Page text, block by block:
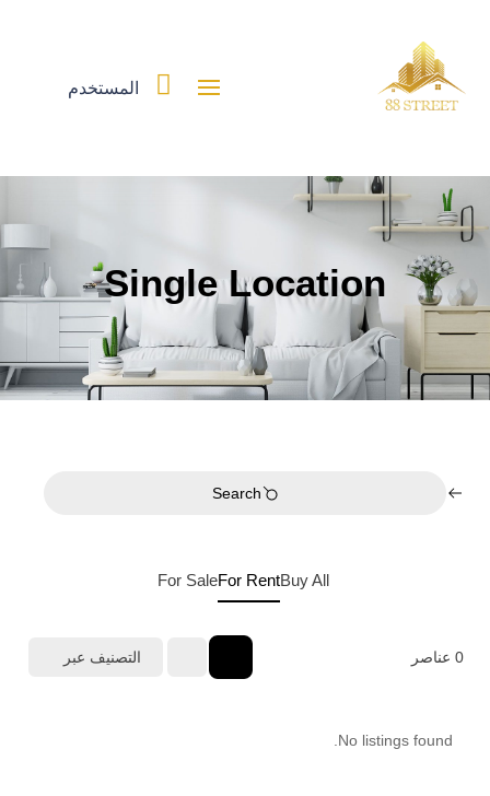
 المستخدم
Single Location
Search
All
Buy
For Rent
For Sale
0 عناصر التصنيف عبر
No listings found.